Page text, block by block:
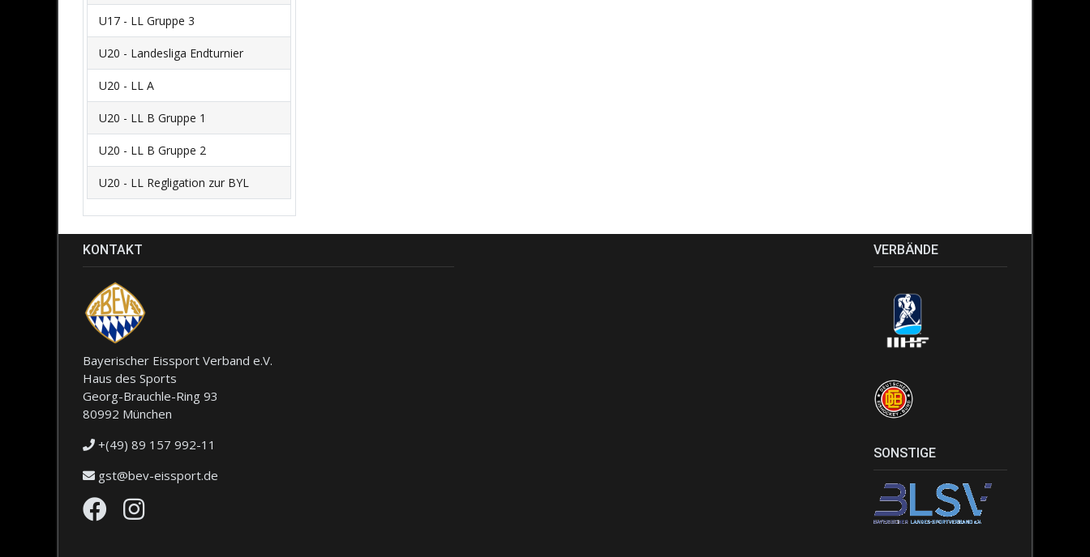
U17 - LL Gruppe 3
U20 - Landesliga Endturnier
U20 - LL A
U20 - LL B Gruppe 1
U20 - LL B Gruppe 2
U20 - LL Regligation zur BYL
KONTAKT
Bayerischer Eissport Verband e.V.
Haus des Sports
Georg-Brauchle-Ring 93
80992 München
+(49) 89 157 992-11
gst@bev-eissport.de
VERBÄNDE
SONSTIGE